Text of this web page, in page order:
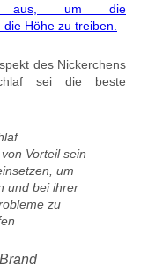
aus, um die
Höhe zu treiben.
des Nickerchens
sei die beste
Vorteil sein
um
und bei ihrer
zu